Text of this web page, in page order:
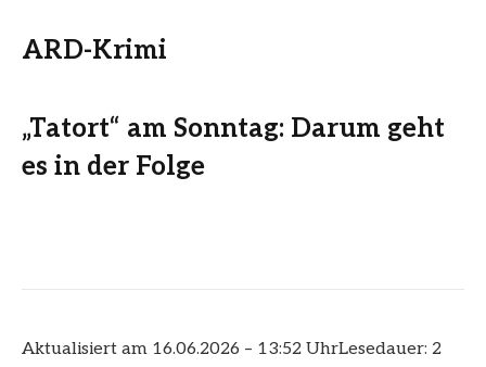
ARD-Krimi
„Tatort“ am Sonntag: Darum geht
es in der Folge
Aktualisiert am 16.06.2026 – 13:52 UhrLesedauer: 2